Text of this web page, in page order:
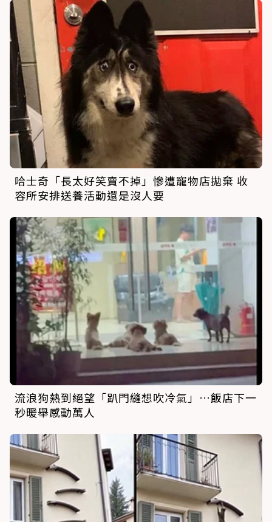
哈士奇「長太好笑賣不掉」慘遭寵物店拋棄 收
容所安排送養活動還是沒人要
流浪狗熱到絕望「趴門縫想吹冷氣」…飯店下一
秒暖舉感動萬人